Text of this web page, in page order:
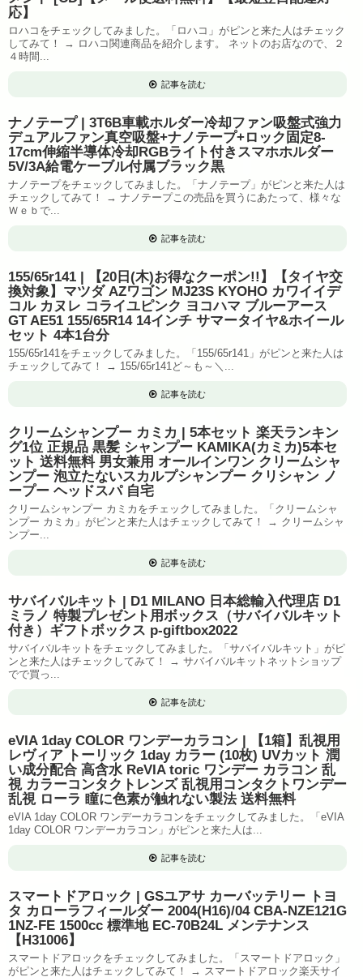
応】
ロハコをチェックしてみました。「ロハコ」がピンと来た人はチェック
してみて！ → ロハコ関連商品を紹介します。 ネットのお店なので、２
４時間...
記事を読む
ナノテープ | 3T6B車載ホルダー冷却ファン吸盤式強力
デュアルファン真空吸盤+ナノテープ+ロック固定8-
17cm伸縮半導体冷却RGBライト付きスマホホルダー
5V/3A給電ケーブル付属ブラック黒
ナノテープをチェックしてみました。「ナノテープ」がピンと来た人は
チェックしてみて！ → ナノテープこの売品を買うにあたって、様々な
Ｗｅｂで...
記事を読む
155/65r141 | 【20日(木)お得なクーポン!!】【タイヤ交
換対象】マツダ AZワゴン MJ23S KYOHO カワイイデ
コル カヌレ コライユピンク ヨコハマ ブルーアース
GT AE51 155/65R14 14インチ サマータイヤ&ホイール
セット 4本1台分
155/65r141をチェックしてみました。「155/65r141」がピンと来た人は
チェックしてみて！ → 155/65r141ど～も～＼...
記事を読む
クリームシャンプー カミカ | 5本セット 楽天ランキン
グ1位 正規品 黒髪 シャンプー KAMIKA(カミカ)5本セ
ット 送料無料 男女兼用 オールインワン クリームシャ
ンプー 泡立たないスカルプシャンプー クリシャン ノ
ープー ヘッドスパ 自宅
クリームシャンプー カミカをチェックしてみました。「クリームシャ
ンプー カミカ」がピンと来た人はチェックしてみて！ → クリームシャ
ンプー...
記事を読む
サバイバルキット | D1 MILANO 日本総輸入代理店 D1
ミラノ 特製プレゼント用ボックス（サバイバルキット
付き）ギフトボックス p-giftbox2022
サバイバルキットをチェックしてみました。「サバイバルキット」がピ
ンと来た人はチェックしてみて！ → サバイバルキットネットショップ
でで買っ...
記事を読む
eVIA 1day COLOR ワンデーカラコン | 【1箱】乱視用
レヴィア トーリック 1day カラー (10枚) UVカット 潤
い成分配合 高含水 ReVIA toric ワンデー カラコン 乱
視 カラーコンタクトレンズ 乱視用コンタクトワンデー
乱視 ローラ 瞳に色素が触れない製法 送料無料
eVIA 1day COLOR ワンデーカラコンをチェックしてみました。「eVIA
1day COLOR ワンデーカラコン」がピンと来た人は...
記事を読む
スマートドアロック | GSユアサ カーバッテリー トヨ
タ カローラフィールダー 2004(H16)/04 CBA-NZE121G
1NZ-FE 1500cc 標準地 EC-70B24L メンテナンス
【H31006】
スマートドアロックをチェックしてみました。「スマートドアロック」
がピンと来た人はチェックしてみて！ → スマートドアロック楽天サイ